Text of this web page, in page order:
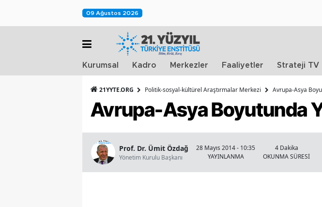
09 Ağustos 2026
Kurumsal Kadro Merkezler Faaliyetler Strateji TV
21YYTE.ORG Politik-sosyal-kültürel Araştırmalar Merkezi Avrupa-Asya
Avrupa-Asya Boyutunda
Prof. Dr. Ümit Özdağ
Yönetim Kurulu Başkanı
28 Mayıs 2014 - 10:35
YAYINLANMA
4 Dakika
OKUNMA SÜRESİ